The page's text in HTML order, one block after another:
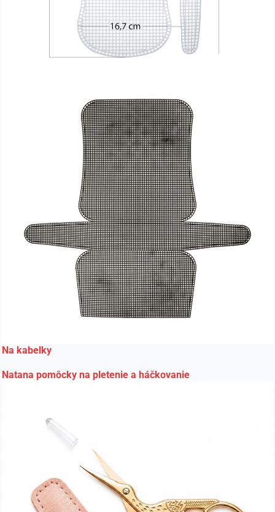
Na kabelky
Natana pomôcky na pletenie a háčkovanie